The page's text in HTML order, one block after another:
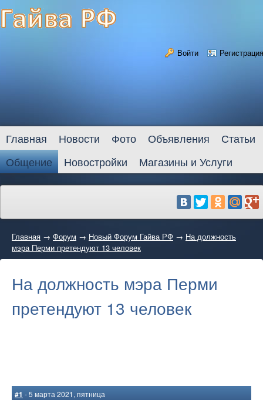
Войти Регистрация
Главная Новости Фото Объявления
Статьи
Общение
Новостройки Магазины и Услуги
Главная → Форум → Новый Форум Гайва РФ → На должность
мэра Перми претендуют 13 человек
На должность мэра Перми
претендуют 13 человек
#1 - 5 марта 2021, пятница